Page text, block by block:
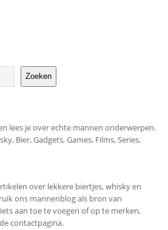
Zoeken
lees je over echte mannen onderwerpen.
Bier, Gadgets, Games, Films, Series,
over lekkere biertjes, whisky en
ons mannenblog als bron van
aan toe te voegen of op te merken,
contactpagina.